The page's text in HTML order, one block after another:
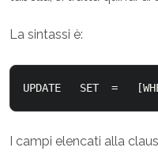
La sintassi è:
UPDATE
  SET
=
I campi elencati alla